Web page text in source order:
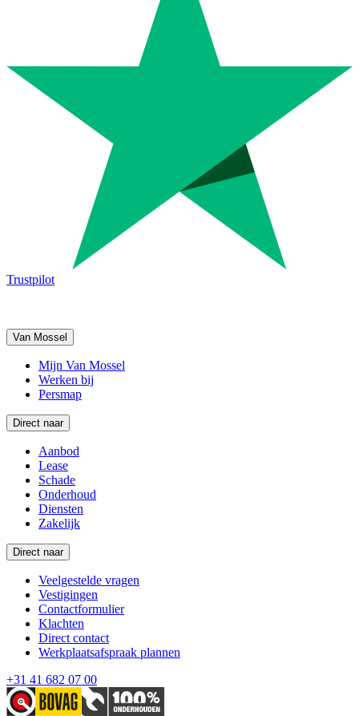
Trustpilot
Van Mossel
Mijn Van Mossel
Werken bij
Persmap
Direct naar
Aanbod
Lease
Schade
Onderhoud
Diensten
Zakelijk
Direct naar
Veelgestelde vragen
Vestigingen
Contactformulier
Klachten
Direct contact
Werkplaatsafspraak plannen
+31 41 682 07 00